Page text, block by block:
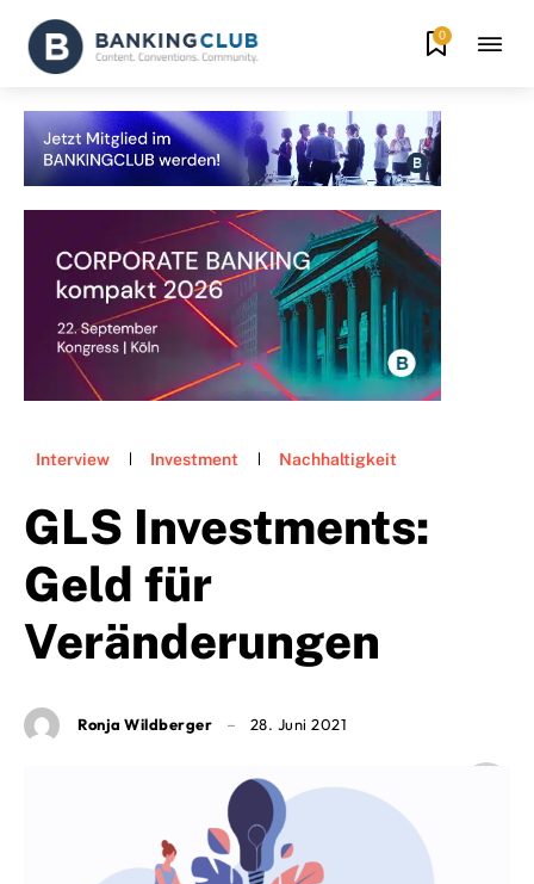
0
Interview Investment Nachhaltigkeit
GLS Investments:
Geld für
Veränderungen
Ronja Wildberger 28. Juni 2021